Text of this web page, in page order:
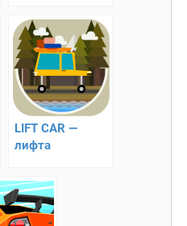
гонки
LIFT CAR —
лифта